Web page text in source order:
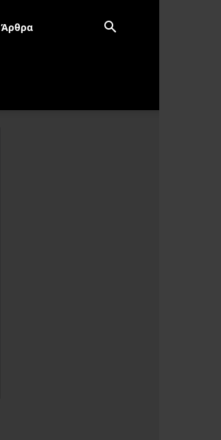
Άρθρα